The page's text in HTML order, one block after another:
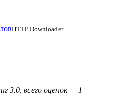
HTTP Downloader
3.0, всего оценок — 1